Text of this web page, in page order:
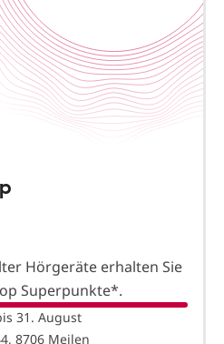
Hörgeräte erhalten Sie
Superpunkte*.
31. August
8706 Meilen